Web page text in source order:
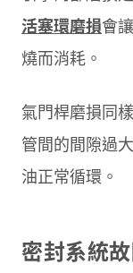
活塞環磨損會
燒而消耗。
氣門桿磨損同
管間的間隙過
油正常循環。
密封系統